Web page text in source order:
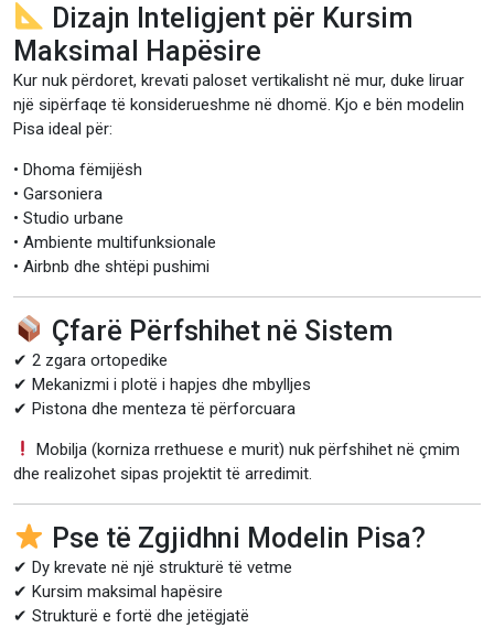
Dizajn Inteligjent për Kursim
Maksimal Hapësire
Kur nuk përdoret, krevati paloset vertikalisht në mur, duke liruar
një sipërfaqe të konsiderueshme në dhomë. Kjo e bën modelin
Pisa ideal për:
• Dhoma fëmijësh
• Garsoniera
• Studio urbane
• Ambiente multifunksionale
• Airbnb dhe shtëpi pushimi
Çfarë Përfshihet në Sistem
✔ 2 zgara ortopedike
✔ Mekanizmi i plotë i hapjes dhe mbylljes
✔ Pistona dhe menteza të përforcuara
Mobilja (korniza rrethuese e murit) nuk përfshihet në çmim
dhe realizohet sipas projektit të arredimit.
Pse të Zgjidhni Modelin Pisa?
✔ Dy krevate në një strukturë të vetme
✔ Kursim maksimal hapësire
✔ Strukturë e fortë dhe jetëgjatë